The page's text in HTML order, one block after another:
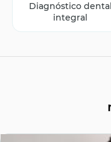
Diagnóstico dental
integral